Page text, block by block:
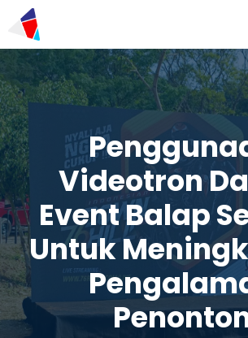
Videotron
Event Balap
Untuk